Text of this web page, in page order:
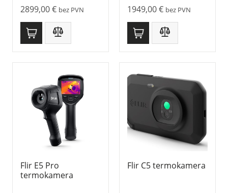
2899,00€ bez PVN 1949,00€ bez PVN
Flir E5 Pro
termokamera
Flir C5 termokamera